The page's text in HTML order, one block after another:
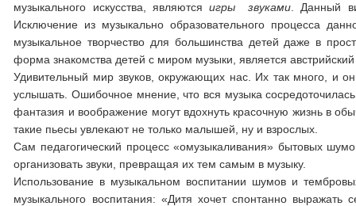
музыкального искусства, являются игры звуками . Данный
Исключение из музыкально образовательного процесса
музыкальное творчество для большинства детей даже в
форма знакомства детей с миром музыки, является
Удивительный мир звуков, окружающих нас. Их так много, и
услышать. Ошибочное мнение, что вся музыка
фантазия и воображение могут вдохнуть красочную жизнь в
такие пьесы увлекают не только малышей, ну и взрослых.
Сам педагогический процесс «омузыкаливания» бытовых
организовать звуки, превращая их тем самым в музыку.
Использование в музыкальном воспитании шумов и
музыкального воспитания: «Дитя хочет спонтанно